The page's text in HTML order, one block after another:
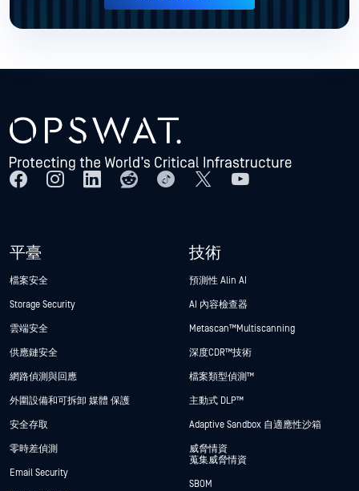
平臺
檔案安全
Storage Security
雲端安全
供應鏈安全
網路偵測與回應
外圍設備和可拆卸 媒體 保護
安全存取
零時差偵測
Email Security
技術
預測性 Alin AI
AI 內容檢查器
Metascan™ Multiscanning
深度CDR™技術
檔案類型偵測™
主動式 DLP™
Adaptive Sandbox 自適應性沙箱
威脅情資
蒐集威脅情資
SBOM